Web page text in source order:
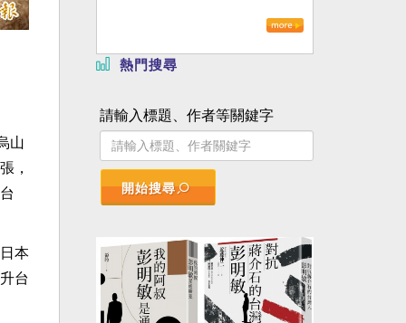
山
，
本
台
熱門搜尋
請輸入標題、作者等關鍵字
開始搜尋